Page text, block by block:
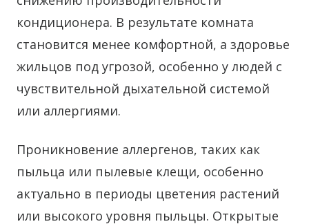
кондиционера. В результате комната
становится менее комфортной, а здоровье
жильцов под угрозой, особенно у людей с
чувствительной дыхательной системой
или аллергиями.
Проникновение аллергенов, таких как
пыльца или пылевые клещи, особенно
актуально в периоды цветения растений
или высокого уровня пыльцы. Открытые